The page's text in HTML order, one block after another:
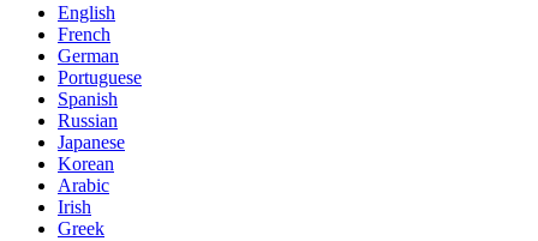
English
French
German
Portuguese
Spanish
Russian
Japanese
Korean
Arabic
Irish
Greek